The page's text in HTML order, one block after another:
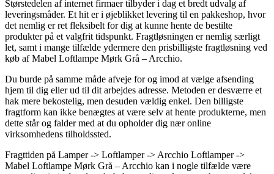
Størstedelen af internet firmaer tilbyder i dag et bredt udvalg af
leveringsmåder. Et hit er i øjeblikket levering til en pakkeshop, hvor
det nemlig er ret fleksibelt for dig at kunne hente de bestilte
produkter på et valgfrit tidspunkt. Fragtløsningen er nemlig særligt
let, samt i mange tilfælde ydermere den prisbilligste fragtløsning ved
køb af Mabel Loftlampe Mørk Grå – Arcchio.
Du burde på samme måde afveje for og imod at vælge afsending
hjem til dig eller ud til dit arbejdes adresse. Metoden er desværre et
hak mere bekostelig, men desuden vældig enkel. Den billigste
fragtform kan ikke benægtes at være selv at hente produkterne, men
dette står og falder med at du opholder dig nær online
virksomhedens tilholdssted.
Fragttiden på Lamper -> Loftlamper -> Arcchio Loftlamper ->
Mabel Loftlampe Mørk Grå – Arcchio kan i nogle tilfælde være